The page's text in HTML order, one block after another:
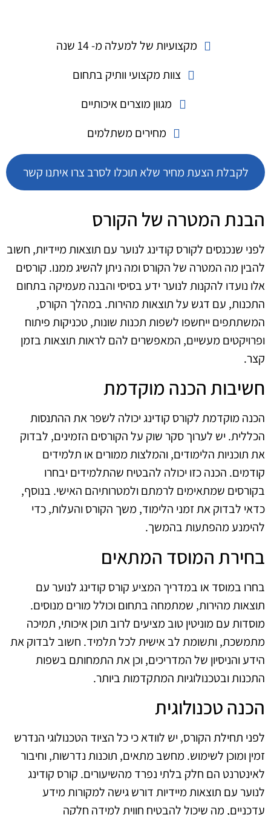
מקצועיות של למעלה מ- 14 שנה
צוות מקצועי וותיק בתחום
מגוון מוצרים איכותיים
מחירים משתלמים
לקבלת הצעת מחיר שלא תוכלו לסרב צרו איתנו קשר
הבנת המטרה של הקורס
לפני שנכנסים לקורס קודינג לנוער עם תוצאות מיידיות, חשוב
להבין מה המטרה של הקורס ומה ניתן להשיג ממנו. קורסים
אלו נועדו להקנות לנוער ידע בסיסי והבנה מעמיקה בתחום
התכנות, עם דגש על תוצאות מהירות. במהלך הקורס,
המשתתפים ייחשפו לשפות תכנות שונות, טכניקות פיתוח
ופרויקטים מעשיים, המאפשרים להם לראות תוצאות בזמן
קצר.
חשיבות הכנה מוקדמת
הכנה מוקדמת לקורס קודינג יכולה לשפר את ההתנסות
הכללית. יש לערוך סקר שוק על הקורסים הזמינים, לבדוק
את תוכניות הלימודים, והמלצות ממורים או תלמידים
קודמים. הכנה כזו יכולה להבטיח שהתלמידים יבחרו
בקורסים שמתאימים לרמתם ולמטרותיהם האישי. בנוסף,
כדאי לבדוק את זמני הלימוד, משך הקורס והעלות, כדי
להימנע מהפתעות בהמשך.
בחירת המוסד המתאים
בחרו במוסד או במדריך המציע קורס קודינג לנוער עם
תוצאות מהירות, שמתמחה בתחום וכולל מורים מנוסים.
מוסדות עם מוניטין טוב מציעים לרוב תוכן איכותי, תמיכה
מתמשכת, ותשומת לב אישית לכל תלמיד. חשוב לבדוק את
הידע והניסיון של המדריכים, וכן את התמחותם בשפות
התכנות ובטכנולוגיות המתקדמות ביותר.
הכנה טכנולוגית
לפני תחילת הקורס, יש לוודא כי כל הציוד הטכנולוגי הנדרש
זמין ומוכן לשימוש. מחשב מתאים, תוכנות נדרשות, וחיבור
לאינטרנט הם חלק בלתי נפרד מהשיעורים. קורס קודינג
לנוער עם תוצאות מיידיות דורש גישה למקורות מידע
עדכניים, מה שיכול להבטיח חווית למידה חלקה